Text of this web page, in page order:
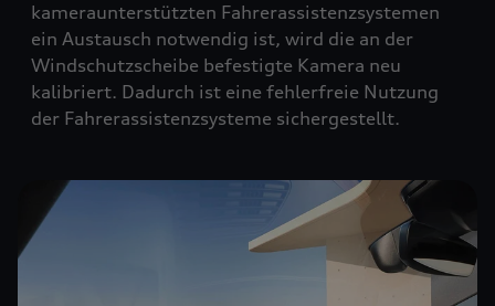
kameraunterstützten Fahrerassistenzsystemen
ein Austausch notwendig ist, wird die an der
Windschutzscheibe befestigte Kamera neu
kalibriert. Dadurch ist eine fehlerfreie Nutzung
der Fahrerassistenzsysteme sichergestellt.